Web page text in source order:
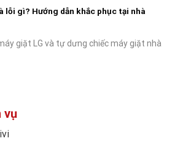
lỗi gì? Hướng dẫn khắc phục tại nhà
giặt LG và tự dưng chiếc máy giặt nhà
vụ